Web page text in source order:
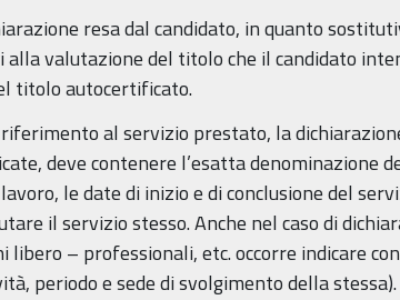
resa dal candidato, in quanto
valutazione del titolo che il candidato
titolo autocertificato.
al servizio prestato, la
deve contenere l’esatta denominazione
le date di inizio e di conclusione del
il servizio stesso. Anche nel caso di
libero – professionali, etc. occorre indicare
periodo e sede di svolgimento della stessa).